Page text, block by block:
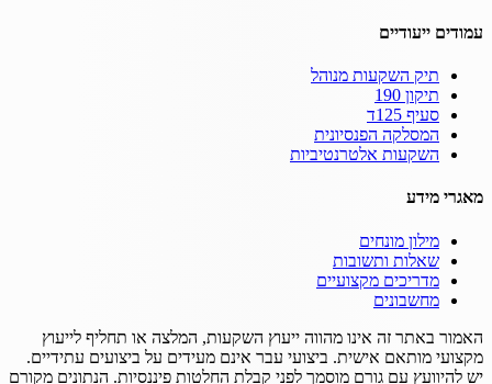
עמודים ייעודיים
תיק השקעות מנוהל
תיקון 190
סעיף 125ד
המסלקה הפנסיונית
השקעות אלטרנטיביות
מאגרי מידע
מילון מונחים
שאלות ותשובות
מדריכים מקצועיים
מחשבונים
האמור באתר זה אינו מהווה ייעוץ השקעות, המלצה או תחליף לייעוץ
מקצועי מותאם אישית. ביצועי עבר אינם מעידים על ביצועים עתידיים.
יש להיוועץ עם גורם מוסמך לפני קבלת החלטות פיננסיות. הנתונים מקורם